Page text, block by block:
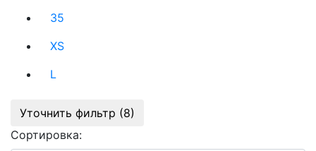
35
XS
L
Уточнить фильтр (8)
Сортировка: